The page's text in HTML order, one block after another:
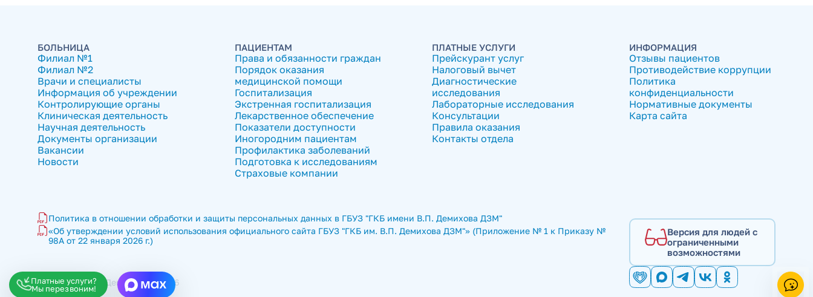
БОЛЬНИЦА
Филиал №1
Филиал №2
Врачи и специалисты
Информация об учреждении
Контролирующие органы
Клиническая деятельность
Научная деятельность
Документы организации
Вакансии
Новости
ПАЦИЕНТАМ
Права и обязанности граждан
Порядок оказания
медицинской помощи
Госпитализация
Экстренная госпитализация
Лекарственное обеспечение
Показатели доступности
Иногородним пациентам
Профилактика заболеваний
Подготовка к исследованиям
Страховые компании
ПЛАТНЫЕ УСЛУГИ
Прейскурант услуг
Налоговый вычет
Диагностические
исследования
Лабораторные исследования
Консультации
Правила оказания
Контакты отдела
ИНФОРМАЦИЯ
Отзывы пациентов
Противодействие коррупции
Политика
конфиденциальности
Нормативные документы
Карта сайта
Политика в отношении обработки и защиты персональных данных в ГБУЗ "ГКБ имени В.П. Демихова ДЗМ"
«Об утверждении условий использования официального сайта ГБУЗ "ГКБ им. В.П. Демихова ДЗМ"» (Приложение № 1 к Приказу №
98А от 22 января 2026 г.)
Версия для людей с
ограниченными
возможностями
ГКБ имени В.П. Демихова © 2026
Платные услуги?
Мы перезвоним!